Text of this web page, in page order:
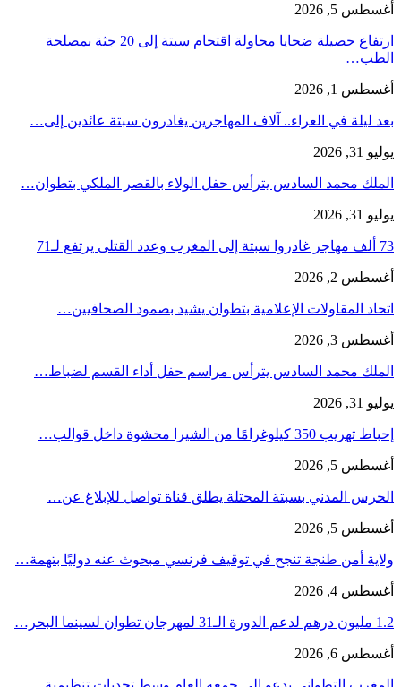
أغسطس 5, 2026
ارتفاع حصيلة ضحايا محاولة اقتحام سبتة إلى 20 جثة بمصلحة
الطب…
أغسطس 1, 2026
بعد ليلة في العراء.. آلاف المهاجرين يغادرون سبتة عائدين إلى…
يوليو 31, 2026
الملك محمد السادس يترأس حفل الولاء بالقصر الملكي بتطوان…
يوليو 31, 2026
73 ألف مهاجر غادروا سبتة إلى المغرب وعدد القتلى يرتفع لـ71
أغسطس 2, 2026
اتحاد المقاولات الإعلامية بتطوان يشيد بصمود الصحافيين…
أغسطس 3, 2026
الملك محمد السادس يترأس مراسم حفل أداء القسم لضباط…
يوليو 31, 2026
إحباط تهريب 350 كيلوغرامًا من الشيرا محشوة داخل قوالب…
أغسطس 5, 2026
الحرس المدني بسبتة المحتلة يطلق قناة تواصل للإبلاغ عن…
أغسطس 5, 2026
ولاية أمن طنجة تنجح في توقيف فرنسي مبحوث عنه دوليًا بتهمة…
أغسطس 4, 2026
1.2 مليون درهم لدعم الدورة الـ31 لمهرجان تطوان لسينما البحر…
أغسطس 6, 2026